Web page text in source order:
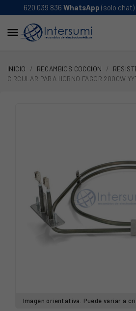
620 039 836 WhatsApp (solo

INICIO RECAMBIOS COCCION
CIRCULAR PARA HORNO FAGOR 2000W
Imagen orientativa. Puede variar a